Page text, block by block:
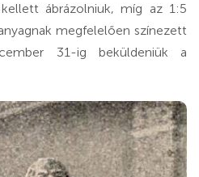
ábrázolniuk, míg az 1:5
megfelelően színezett
31-ig beküldeniük a